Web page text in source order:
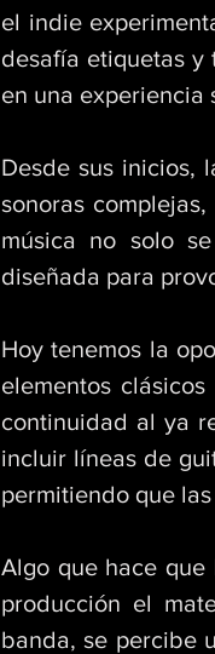
el indie
desafía etiquetas y
en una experiencia
Desde sus inicios,
sonoras
música no solo
diseñada para
Hoy tenemos la
elementos
continuidad al ya
incluir líneas de
permitiendo que
Algo que hace
producción el
banda, se percibe